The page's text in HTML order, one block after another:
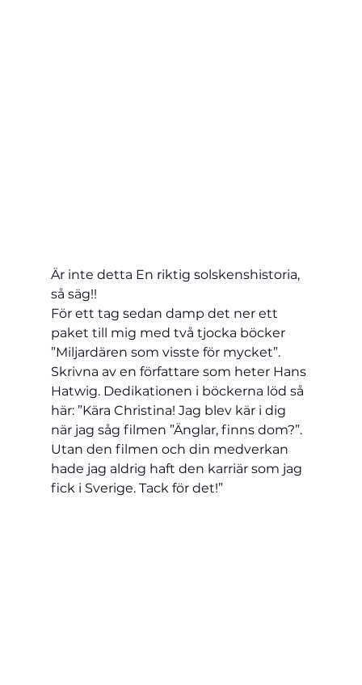
Är inte detta En riktig solskenshistoria,
så säg!!
För ett tag sedan damp det ner ett
paket till mig med två tjocka böcker
”Miljardären som visste för mycket”.
Skrivna av en författare som heter Hans
Hatwig. Dedikationen i böckerna löd så
här: ”Kära Christina! Jag blev kär i dig
när jag såg filmen ”Änglar, finns dom?”.
Utan den filmen och din medverkan
hade jag aldrig haft den karriär som jag
fick i Sverige. Tack för det!”